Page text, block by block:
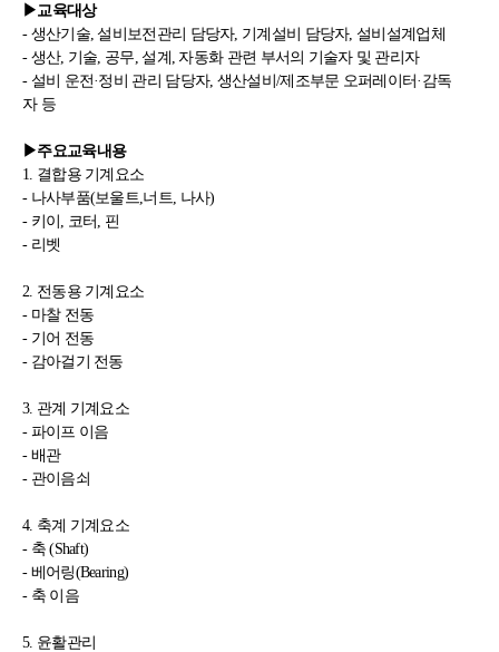
▶ 교육대상
- 생산기술,설비보전관리 담당자, 기계설비 담당자,설비설계업체
- 생산, 기술, 공무, 설계, 자동화 관련 부서의 기술자 및 관리자
- 설비 운전·정비 관리 담당자, 생산설비/제조부문 오퍼레이터·감독
자 등
▶주요교육내용
1. 결합용 기계요소
- 나사부품(보울트,너트, 나사)
- 키이, 코터, 핀
- 리벳
2. 전동용 기계요소
- 마찰 전동
- 기어 전동
- 감아걸기 전동
3. 관계 기계요소
- 파이프 이음
- 배관
- 관이음쇠
4. 축계 기계요소
- 축 (Shaft)
- 베어링(Bearing)
- 축 이음
5. 윤활관리